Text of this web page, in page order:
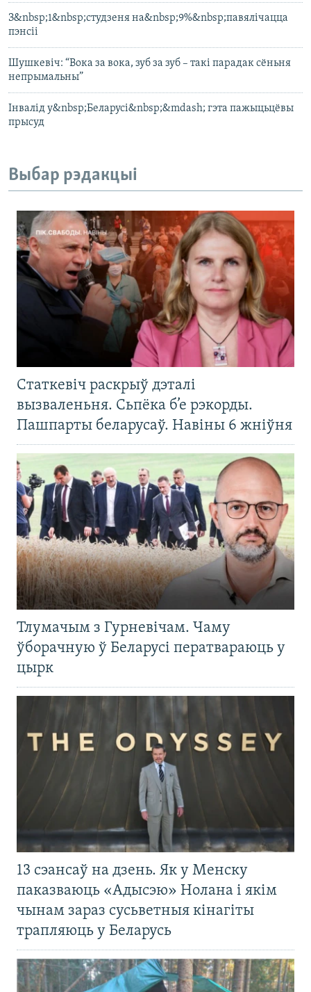
З&nbsp;1&nbsp;студзеня на&nbsp;9%&nbsp;павялічацца
пэнсіі
Шушкевіч: “Вока за вока, зуб за зуб – такі парадак сёньня
непрымальны”
Інвалід у&nbsp;Беларусі&nbsp;&mdash; гэта пажыцьцёвы
прысуд
Выбар рэдакцыі
Статкевіч раскрыў дэталі
вызваленьня. Сьпёка б’е рэкорды.
Пашпарты беларусаў. Навіны 6 жніўня
Тлумачым з Гурневічам. Чаму
ўборачную ў Беларусі ператвараюць у
цырк
13 сэансаў на дзень. Як у Менску
паказваюць «Адысэю» Нолана і якім
чынам зараз сусьветныя кінагіты
трапляюць у Беларусь